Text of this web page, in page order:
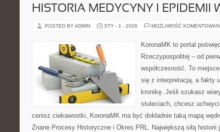
HISTORIA MEDYCYNY I EPIDEMII
POSTED BY ADMIN STY - 1 - 2026 MOŻLIWOŚĆ
KoronaMK to portal
Rzeczypospolitej – od
współczesność. To
się z interpretacją, a fakty
kronikę. Jeśli szukasz
stuleciach, chcesz
cenisz ciekawostki, KoronaMK ma być dokładnie taką mapą
Znane Procesy Historyczne i Okres PRL. Największą siłą historii